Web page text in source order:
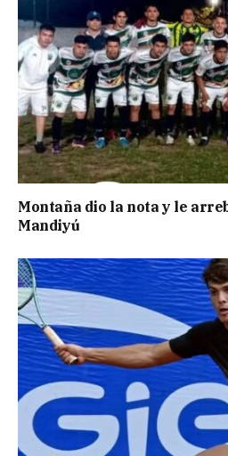
Montaña dio la nota y le
Mandiyú